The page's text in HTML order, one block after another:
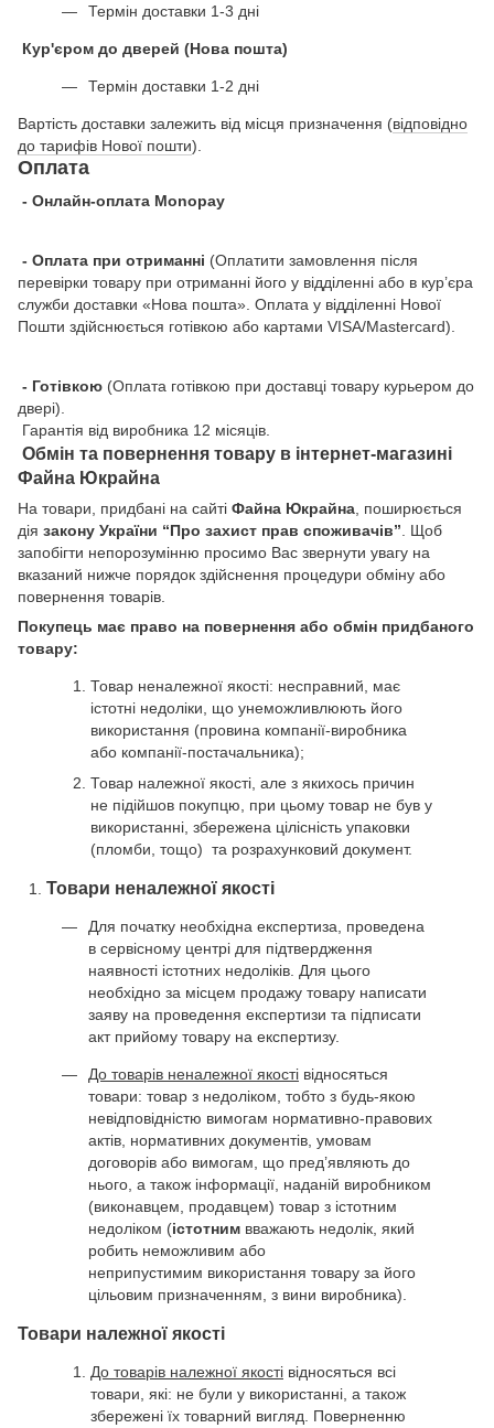
Термін доставки 1-3 дні
Кур'єром до дверей (Нова пошта)
Термін доставки 1-2 дні
Вартість доставки залежить від місця призначення (відповідно
до тарифів Нової пошти).
Оплата
- Онлайн-оплата Monopay
- Оплата при отриманні (Оплатити замовлення після
перевірки товару при отриманні його у відділенні або в кур’єра
служби доставки «Нова пошта». Оплата у відділенні Нової
Пошти здійснюється готівкою або картами VISA/Mastercard).
- Готівкою (Оплата готівкою при доставці товару курьером до
двері).
Гарантія від виробника 12 місяців.
Обмін та повернення товару в інтернет-магазині
Файна Юкрайна
На товари, придбані на сайті Файна Юкрайна , поширюється
дія закону України “Про захист прав споживачів” . Щоб
запобігти непорозумінню просимо Вас звернути увагу на
вказаний нижче порядок здійснення процедури обміну або
повернення товарів.
Покупець має право на повернення або обмін придбаного
товару:
Товар неналежної якості: несправний, має
істотні недоліки, що унеможливлюють його
використання (провина компанії-виробника
або компанії-постачальника);
Товар належної якості, але з якихось причин
не підійшов покупцю, при цьому товар не був у
використанні, збережена цілісність упаковки
(пломби, тощо) та розрахунковий документ.
Товари неналежної якості
Для початку необхідна експертиза, проведена
в сервісному центрі для підтвердження
наявності істотних недоліків. Для цього
необхідно за місцем продажу товару написати
заяву на проведення експертизи та підписати
акт прийому товару на експертизу.
До товарів неналежної якості відносяться
товари: товар з недоліком, тобто з будь-якою
невідповідністю вимогам нормативно-правових
актів, нормативних документів, умовам
договорів або вимогам, що пред’являють до
нього, а також інформації, наданій виробником
(виконавцем, продавцем) товар з істотним
недоліком (істотним вважають недолік, який
робить неможливим або
неприпустимим використання товару за його
цільовим призначенням, з вини виробника).
Товари належної якості
До товарів належної якості відносяться всі
товари, які: не були у використанні, а також
збережені їх товарний вигляд. Поверненню